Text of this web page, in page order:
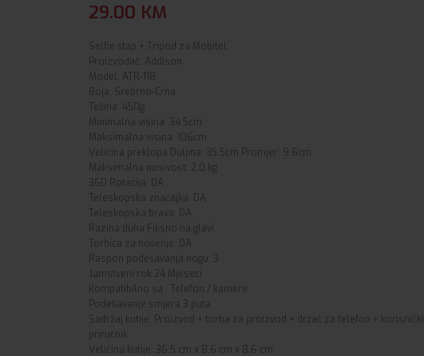
29.00 KM
Selfie štap + Tripod za Mobitel
Proizvođač: Addison
Model: ATR-118
Boja: Srebrno-Crna
Težina: 450g
Minimalna visina: 34.5cm
Maksimalna visina: 106cm
Veličina preklopa Duljina: 35.5cm Promjer: 9.6cm
Maksimalna nosivost: 2,0 kg
360 Rotacija: DA
Teleskopska značajka: DA
Teleskopska brava: DA
Razina duha Fiksno na glavi
Torbica za nošenje: DA
Raspon podešavanja nogu: 3
Jamstveni rok 24 Mjeseci
Kompatibilno sa : Telefon / kamere
Podešavanje smjera 3 puta
Sadržaj kutije: Proizvod + torba za proizvod + držač za telefon + korisnički
priručnik
Veličina kutije: 36,5 cm x 8,6 cm x 8,6 cm